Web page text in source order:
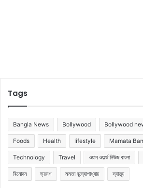
Tags
Bangla News Bollywood Bollywood
Foods Health lifestyle Mamata
Technology Travel ওয়ান ওয়ার্ল্ড নিউজ বাংলা
বিনোদন ভ্রমণ মমতা বন্দ্যোপাধ্যায় স্বাস্থ্য